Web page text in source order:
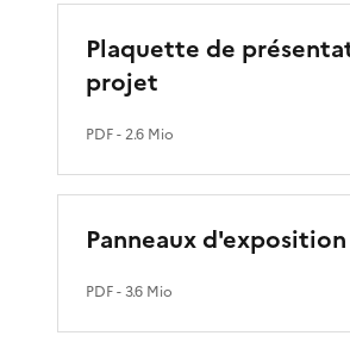
Plaquette de
projet
PDF- 2.6 Mio
Panneaux d'exposition
PDF- 3.6 Mio